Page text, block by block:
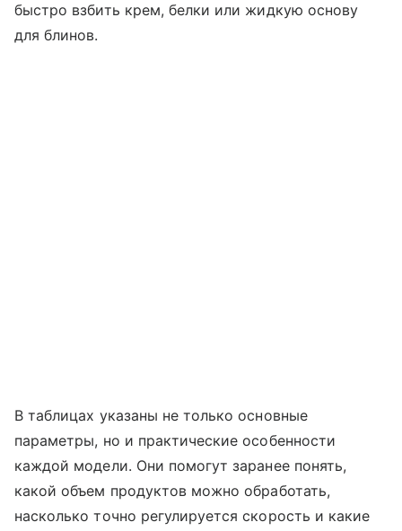
быстро взбить крем, белки или жидкую основу
для блинов.
В таблицах указаны не только основные
параметры, но и практические особенности
каждой модели. Они помогут заранее понять,
какой объем продуктов можно обработать,
насколько точно регулируется скорость и какие